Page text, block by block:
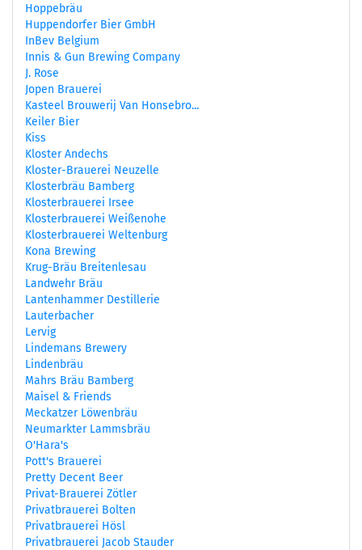
Hoppebräu
Huppendorfer Bier GmbH
InBev Belgium
Innis & Gun Brewing Company
J. Rose
Jopen Brauerei
Kasteel Brouwerij Van Honsebro...
Keiler Bier
Kiss
Kloster Andechs
Kloster-Brauerei Neuzelle
Klosterbräu Bamberg
Klosterbrauerei Irsee
Klosterbrauerei Weißenohe
Klosterbrauerei Weltenburg
Kona Brewing
Krug-Bräu Breitenlesau
Landwehr Bräu
Lantenhammer Destillerie
Lauterbacher
Lervig
Lindemans Brewery
Lindenbräu
Mahrs Bräu Bamberg
Maisel & Friends
Meckatzer Löwenbräu
Neumarkter Lammsbräu
O'Hara's
Pott's Brauerei
Pretty Decent Beer
Privat-Brauerei Zötler
Privatbrauerei Bolten
Privatbrauerei Hösl
Privatbrauerei Jacob Stauder